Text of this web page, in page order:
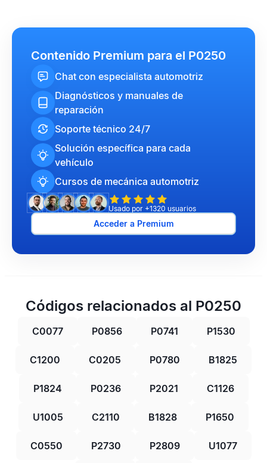
Contenido Premium para el P0250
Chat con especialista automotriz
Diagnósticos y manuales de
reparación
Soporte técnico 24/7
Solución específica para cada
vehículo
Cursos de mecánica automotriz
Usado por +1320 usuarios
Acceder a Premium
Códigos relacionados al P0250
C0077 P0856 P0741 P1530
C1200 C0205 P0780 B1825
P1824 P0236 P2021 C1126
U1005 C2110 B1828 P1650
C0550 P2730 P2809 U1077